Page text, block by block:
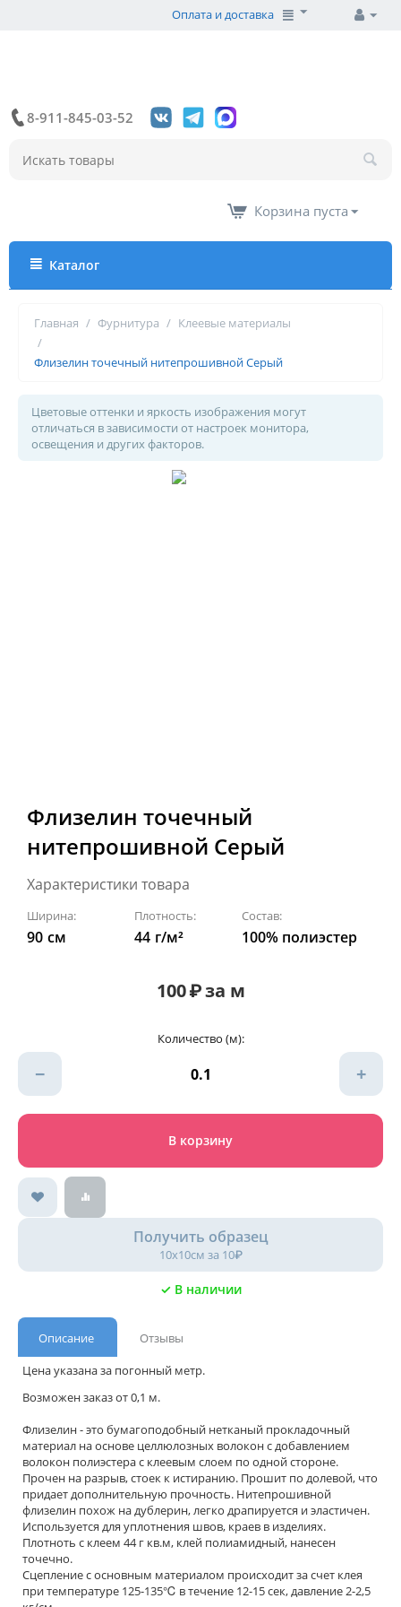
Оплата и доставка
8-911-845-03-52
Корзина пуста
Каталог
Главная / Фурнитура / Клеевые материалы
/
Флизелин точечный нитепрошивной Серый
Цветовые оттенки и яркость изображения могут
отличаться в зависимости от настроек монитора,
освещения и других факторов.
Флизелин точечный
нитепрошивной Серый
Характеристики товара
Ширина:
90 см
Плотность:
44 г/м²
Состав:
100% полиэстер
100₽за м
Количество (м):
− +
В корзину
Получить образец
10х10см за 10₽
✓ В наличии
Описание
Отзывы
Цена указана за погонный метр.
Возможен заказ от 0,1 м.
Флизелин - это бумагоподобный нетканый прокладочный
материал на основе целлюлозных волокон с добавлением
волокон полиэстера с клеевым слоем по одной стороне.
Прочен на разрыв, стоек к истиранию. Прошит по долевой, что
придает дополнительную прочность. Нитепрошивной
флизелин похож на дублерин, легко драпируется и эластичен.
Используется для уплотнения швов, краев в изделиях.
Плотноть с клеем 44 г кв.м, клей полиамидный, нанесен
точечно.
Сцепление с основным материалом происходит за счет клея
при температуре 125-135℃ в течение 12-15 сек, давление 2-2,5